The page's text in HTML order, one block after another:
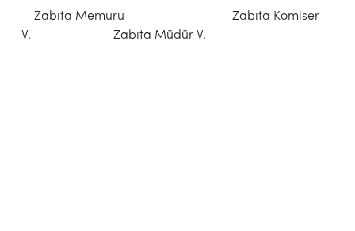
Zabıta Memuru Zabıta Komiser
V. Zabıta Müdür V.